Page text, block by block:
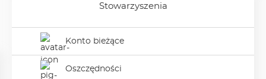
Stowarzyszenia
Konto bieżącew podmenu
Konto bieżące
Oszczędnościw podmenu
Oszczędności